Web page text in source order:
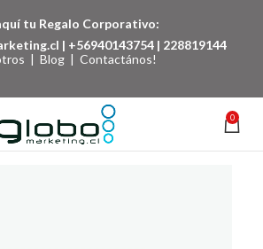
tu Regalo Corporativo:
| +56940143754 | 228819144
| Blog | Contactános!
0